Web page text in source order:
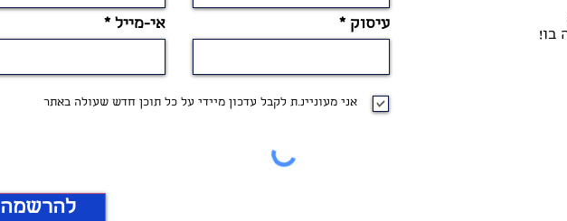
אי-מייל עיסוק
אני מעוניינ.ת לקבל עדכון מיידי על כל תוכן חדש שעולה באתר
להרשמה
בו!